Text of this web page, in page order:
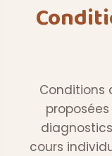
Conditions
cours